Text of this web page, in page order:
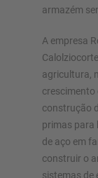
armazém
A empresa
agricultura,
crescimento
construção
primas para
de aço em
construir o
sistemas de
Planeie o seu
nossos
Configurar